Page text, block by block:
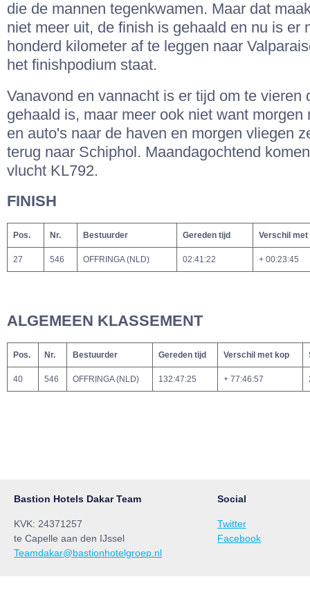
die de mannen tegenkwamen. Maar dat
niet meer uit, de finish is gehaald en nu is er
honderd kilometer af te leggen naar
het finishpodium staat.
Vanavond en vannacht is er tijd om te vieren
gehaald is, maar meer ook niet want morgen
en auto's naar de haven en morgen vliegen
terug naar Schiphol. Maandagochtend
vlucht KL792.
FINISH
Pos. Nr. Bestuurder Gereden tijd Verschil met
27 546 OFFRINGA (NLD) 02:41:22 + 00:23:45
ALGEMEEN KLASSEMENT
Pos. Nr. Bestuurder Gereden tijd Verschil met kop
40 546 OFFRINGA (NLD) 132:47:25 + 77:46:57
Bastion Hotels Dakar Team
KVK: 24371257
te Capelle aan den IJssel
Teamdakar@bastionhotelgroep.nl
Social
Twitter
Facebook